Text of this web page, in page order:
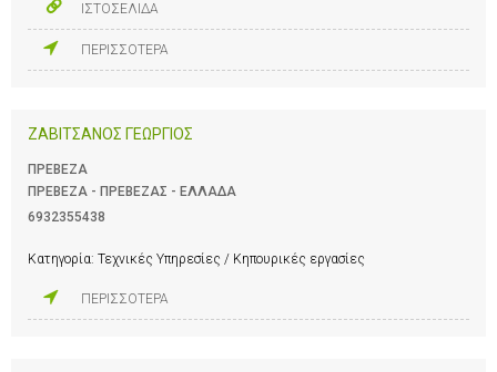
ΙΣΤΟΣΕΛΙΔΑ
ΠΕΡΙΣΣΟΤΕΡΑ
ΖΑΒΙΤΣΑΝΟΣ ΓΕΩΡΓΙΟΣ
ΠΡΕΒΕΖΑ
ΠΡΕΒΕΖΑ - ΠΡΕΒΕΖΑΣ - ΕΛΛΑΔΑ
6932355438
Κατηγορία: Τεχνικές Υπηρεσίες / Κηπουρικές εργασίες
ΠΕΡΙΣΣΟΤΕΡΑ